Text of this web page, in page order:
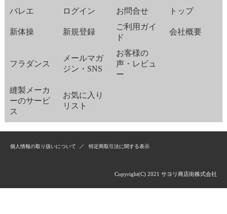
バレエ ログイン お問合せ トップ
新体操 新規登録
ご利用ガイ
ド
会社概要
フラダンス
メールマガ
ジン・SNS
お客様の
声・レビュ
ー
縫製メーカ
ーのサービ
ス
お気に入り
リスト
個人情報の取り扱いについて 特定商取引法に関する表示
Copyright(C) 2021 サヨリ商店街株式会社